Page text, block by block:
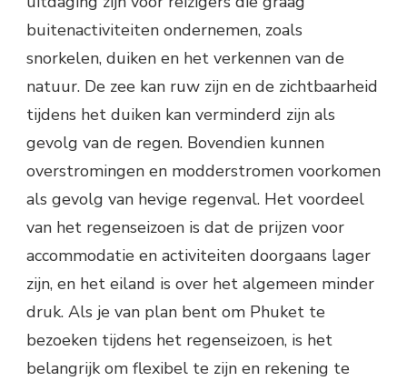
buitenactiviteiten ondernemen, zoals
snorkelen, duiken en het verkennen van de
natuur. De zee kan ruw zijn en de zichtbaarheid
tijdens het duiken kan verminderd zijn als
gevolg van de regen. Bovendien kunnen
overstromingen en modderstromen voorkomen
als gevolg van hevige regenval. Het voordeel
van het regenseizoen is dat de prijzen voor
accommodatie en activiteiten doorgaans lager
zijn, en het eiland is over het algemeen minder
druk. Als je van plan bent om Phuket te
bezoeken tijdens het regenseizoen, is het
belangrijk om flexibel te zijn en rekening te